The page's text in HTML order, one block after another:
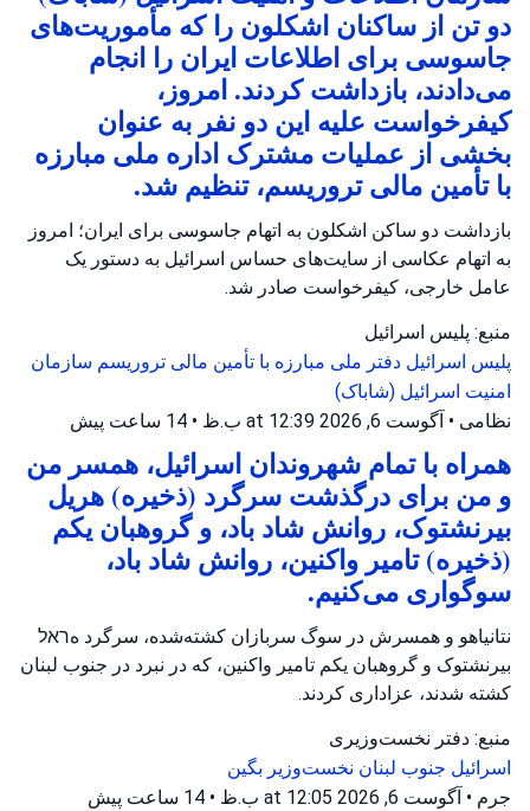
دو تن از ساکنان اشکلون را که مأموریت‌های
جاسوسی برای اطلاعات ایران را انجام
می‌دادند، بازداشت کردند. امروز،
کیفرخواست علیه این دو نفر به عنوان
بخشی از عملیات مشترک اداره ملی مبارزه
با تأمین مالی تروریسم، تنظیم شد.
بازداشت دو ساکن اشکلون به اتهام جاسوسی برای ایران؛ امروز
به اتهام عکاسی از سایت‌های حساس اسرائیل به دستور یک
عامل خارجی، کیفرخواست صادر شد.
منبع: پلیس اسرائیل
پلیس اسرائیل دفتر ملی مبارزه با تأمین مالی تروریسم سازمان
امنیت اسرائیل (شاباک)
نظامی • آگوست 6, 2026 at 12:39 ب.ظ • 14 ساعت پیش
همراه با تمام شهروندان اسرائیل، همسر من
و من برای درگذشت سرگرد (ذخیره) هریل
بیرنشتوک، روانش شاد باد، و گروهبان یکم
(ذخیره) تامیر واکنین، روانش شاد باد،
سوگواری می‌کنیم.
نتانیاهو و همسرش در سوگ سربازان کشته‌شده، سرگرد هראל
بیرنشتوک و گروهبان یکم تامیر واکنین، که در نبرد در جنوب لبنان
کشته شدند، عزاداری کردند.
منبع: دفتر نخست‌وزیری
اسرائیل جنوب لبنان نخست‌وزیر بگین
جرم • آگوست 6, 2026 at 12:05 ب.ظ • 14 ساعت پیش